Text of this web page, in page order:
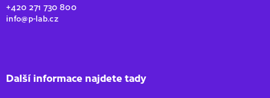
+420 271 730 800
info@p-lab.cz
Další informace najdete tady